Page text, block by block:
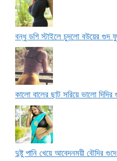
বন্ধু ডগি স্টাইলে চুদলো বউয়ের গুদ
কালো বালের ছাট সরিয়ে ভালো
দুষ্টু পানি খেয়ে আবেদনময়ী বৌদির